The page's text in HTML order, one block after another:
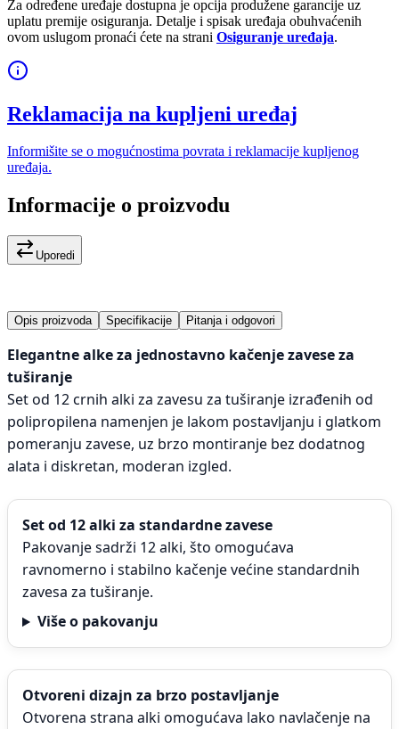
Za određene uređaje dostupna je opcija produžene garancije uz
uplatu premije osiguranja. Detalje i spisak uređaja obuhvaćenih
ovom uslugom pronaći ćete na strani Osiguranje uređaja.
Reklamacija na kupljeni uređaj
Informišite se o mogućnostima povrata i reklamacije kupljenog
uređaja.
Informacije o proizvodu
Uporedi
Opis proizvoda Specifikacije Pitanja i odgovori
Elegantne alke za jednostavno kačenje zavese za
tuširanje
Set od 12 crnih alki za zavesu za tuširanje izrađenih od
polipropilena namenjen je lakom postavljanju i glatkom
pomeranju zavese, uz brzo montiranje bez dodatnog
alata i diskretan, moderan izgled.
Set od 12 alki za standardne zavese
Pakovanje sadrži 12 alki, što omogućava
ravnomerno i stabilno kačenje većine standardnih
zavesa za tuširanje.
Više o pakovanju
Otvoreni dizajn za brzo postavljanje
Otvorena strana alki omogućava lako navlačenje na